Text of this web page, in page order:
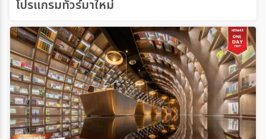
โปรแกรมทัวร์มาใหม่